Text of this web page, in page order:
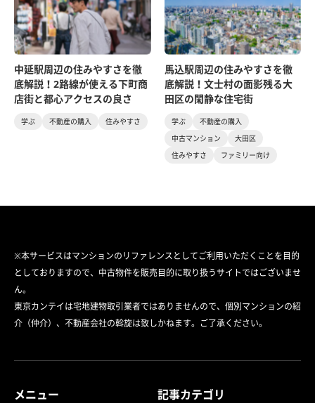
中延駅周辺の住みやすさを徹
底解説！2路線が使える下町商
店街と都心アクセスの良さ
学ぶ 不動産の購入 住みやすさ
馬込駅周辺の住みやすさを徹
底解説！文士村の面影残る大
田区の閑静な住宅街
学ぶ
不動産の購入
中古マンション
大田区
住みやすさ
ファミリー向け
※本サービスはマンションのリファレンスとしてご利用いただくことを目的
としておりますので、中古物件を販売目的に取り扱うサイトではございませ
ん。
東京カンテイは宅地建物取引業者ではありませんので、個別マンションの紹
介（仲介）、不動産会社の斡旋は致しかねます。ご了承ください。
メニュー 記事カテゴリ